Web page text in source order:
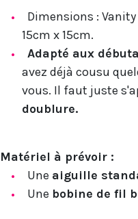
Dimensions :
15cm x 15cm.
Adapté aux
avez déjà cousu
vous. Il faut juste
doublure.
Matériel à prévoir :
Une aiguille
Une bobine de fil